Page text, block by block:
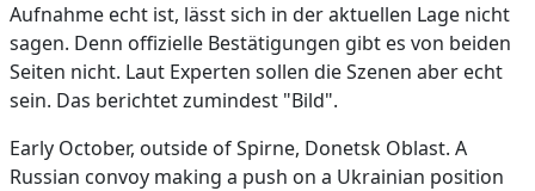
Aufnahme echt ist, lässt sich in der aktuellen Lage nicht
sagen. Denn offizielle Bestätigungen gibt es von beiden
Seiten nicht. Laut Experten sollen die Szenen aber echt
sein. Das berichtet zumindest "Bild".
Early October, outside of Spirne, Donetsk Oblast. A
Russian convoy making a push on a Ukrainian position